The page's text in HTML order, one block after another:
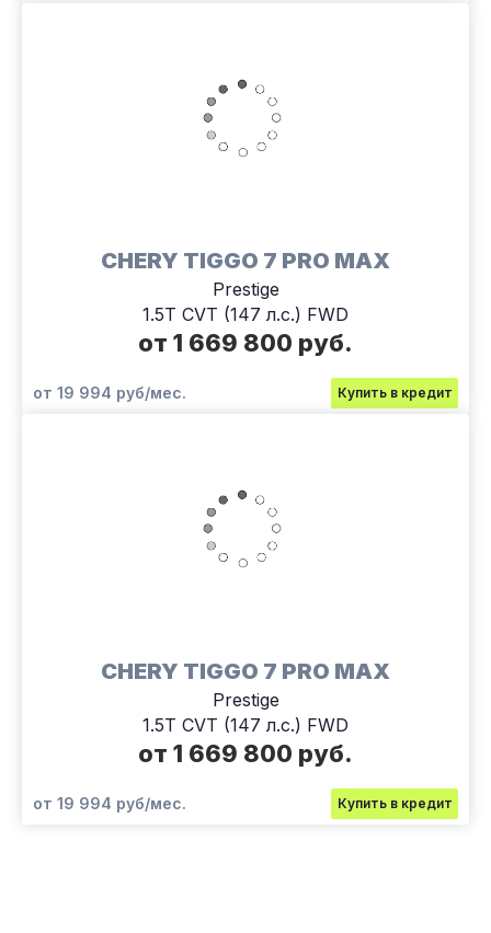
CHERY TIGGO 7 PRO MAX
Prestige
1.5T CVT (147 л.с.) FWD
от 1 669 800 руб.
от 19 994 руб/мес. Купить в кредит
CHERY TIGGO 7 PRO MAX
Prestige
1.5T CVT (147 л.с.) FWD
от 1 669 800 руб.
от 19 994 руб/мес. Купить в кредит